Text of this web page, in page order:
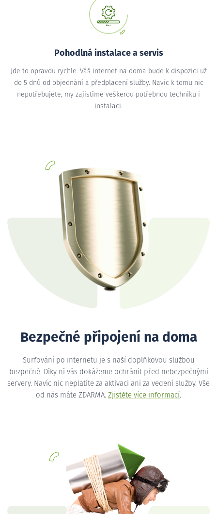
Pohodlná instalace a servis
Jde to opravdu rychle. Váš internet na doma bude k dispozici už
do 5 dnů od objednání a předplacení služby. Navíc k tomu nic
nepotřebujete, my zajistíme veškerou potřebnou techniku i
instalaci.
Bezpečné připojení na doma
Surfování po internetu je s naší doplňkovou službou
bezpečné. Díky ní vás dokážeme ochránit před nebezpečnými
servery. Navíc nic neplatíte za aktivaci ani za vedení služby. Vše
od nás máte ZDARMA. Zjistěte více informací.